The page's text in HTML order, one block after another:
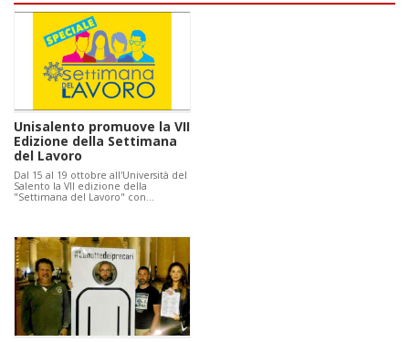
Unisalento promuove la VII
Edizione della Settimana
del Lavoro
Dal 15 al 19 ottobre all'Università del
Salento la VII edizione della
"Settimana del Lavoro" con…